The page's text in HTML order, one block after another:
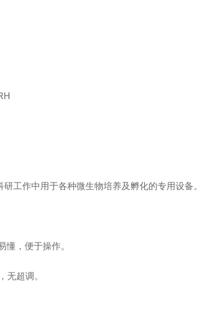
工作中用于各种微生物培养及孵化的专用设备。
，便于操作。
超调。